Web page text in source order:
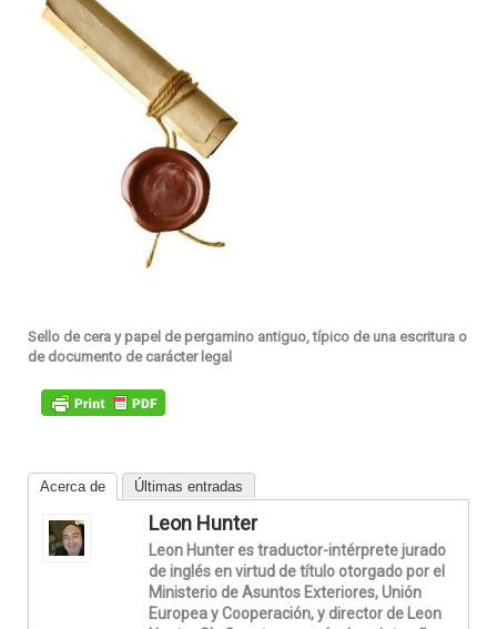
Sello de cera y papel de pergamino antiguo, típico de una escritura o
de documento de carácter legal
Acerca de Últimas entradas
Leon Hunter
Leon Hunter es traductor-intérprete jurado
de inglés en virtud de título otorgado por el
Ministerio de Asuntos Exteriores, Unión
Europea y Cooperación, y director de Leon